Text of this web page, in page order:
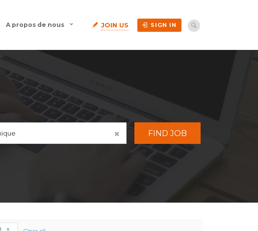
A propos de nous JOIN US SIGN IN